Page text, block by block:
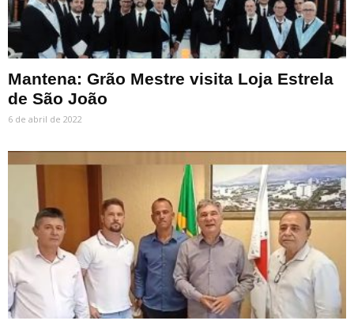
Mantena: Grão Mestre visita Loja Estrela
de São João
6 de abril de 2022